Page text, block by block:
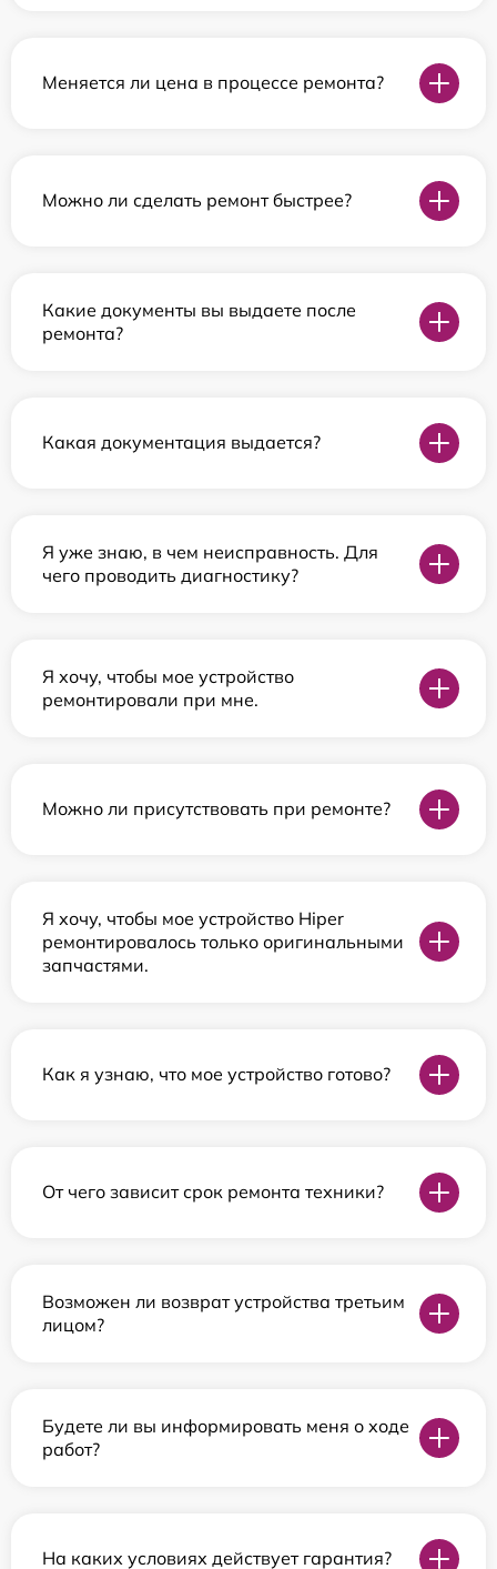
Меняется ли цена в процессе ремонта?
Можно ли сделать ремонт быстрее?
Какие документы вы выдаете после
ремонта?
Какая документация выдается?
Я уже знаю, в чем неисправность. Для
чего проводить диагностику?
Я хочу, чтобы мое устройство
ремонтировали при мне.
Можно ли присутствовать при ремонте?
Я хочу, чтобы мое устройство Hiper
ремонтировалось только оригинальными
запчастями.
Как я узнаю, что мое устройство готово?
От чего зависит срок ремонта техники?
Возможен ли возврат устройства третьим
лицом?
Будете ли вы информировать меня о ходе
работ?
На каких условиях действует гарантия?